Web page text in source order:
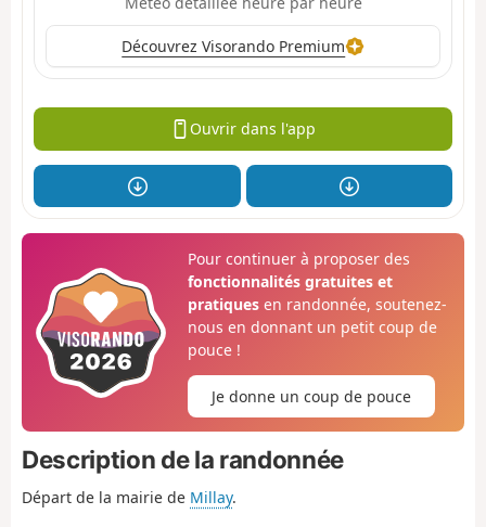
Découvrez Visorando Premium
Ouvrir dans l'app
Pour continuer à proposer des
fonctionnalités gratuites et
pratiquesen randonnée, soutenez-
nous en donnant un petit coup de
pouce !
Je donne un coup de pouce
Description de la randonnée
Départ de la mairie de Millay.